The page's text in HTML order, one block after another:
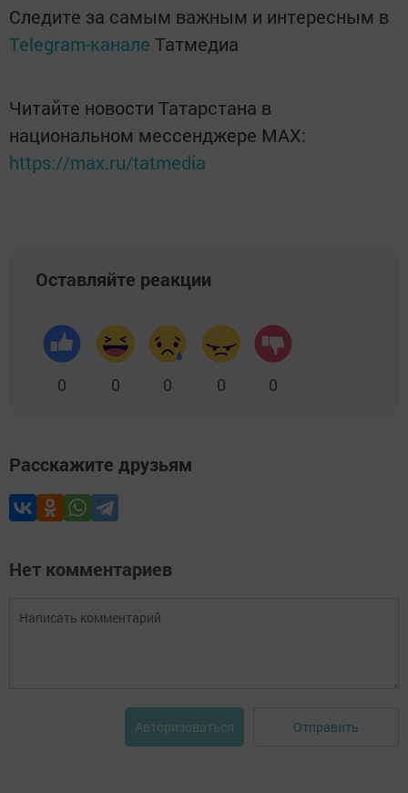
Следите за самым важным и интересным в
Telegram-канале Татмедиа
Читайте новости Татарстана в
национальном мессенджере MАХ:
https://max.ru/tatmedia
Оставляйте реакции
0 0 0 0 0
Расскажите друзьям
Нет комментариев
Авторизоваться Отправить